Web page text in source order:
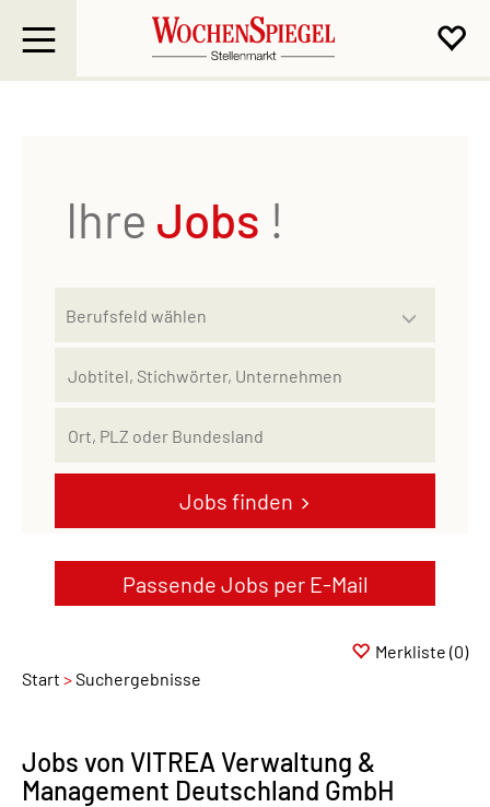
Passende Jobs per E-Mail
Ihre Jobs !
Jobs finden
Start Suchergebnisse
Merkliste (0)
Jobs von VITREA Verwaltung &
Management Deutschland GmbH